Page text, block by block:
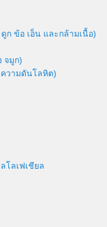
ก ข้อ เอ็น และกล้ามเนื้อ)
จมูก)
วามดันโลหิต)
โลเฟเชียล